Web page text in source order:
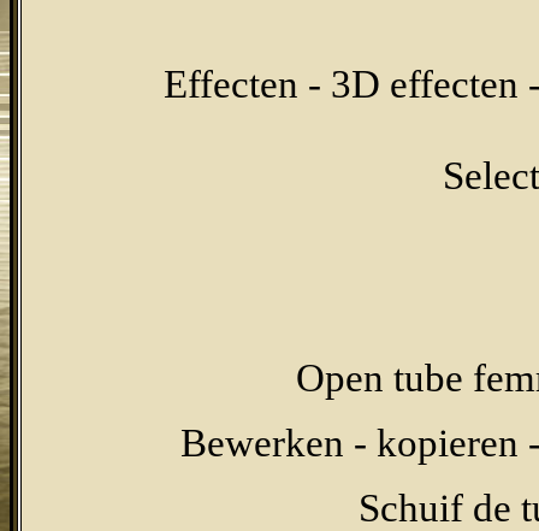
Effecten - 3D effecten
Open tube
Bewerken - kopieren
Schuif de